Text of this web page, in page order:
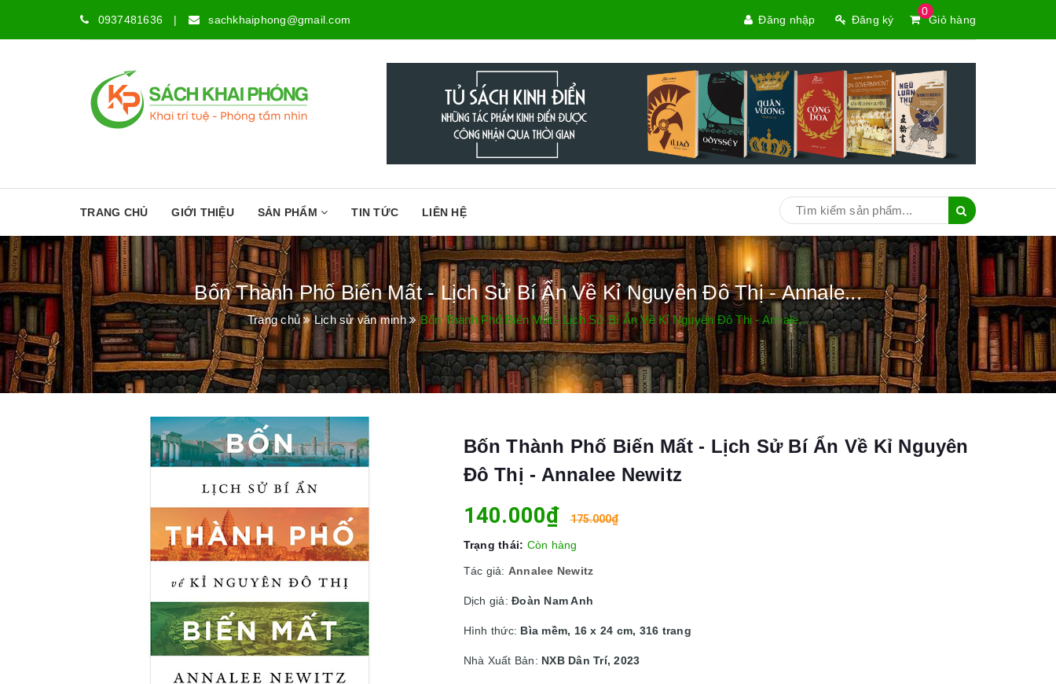
0937481636 | sachkhaiphong@gmail.com
0
Giỏ hàng
Đăng nhập Đăng ký
TRANG CHỦ GIỚI THIỆU SẢN PHẨM TIN TỨC LIÊN HỆ
Bốn Thành Phố Biến Mất - Lịch Sử Bí Ẩn Về Kỉ Nguyên Đô Thị - Annale...
Trang chủ Lịch sử văn minh Bốn Thành Phố Biến Mất - Lịch Sử Bí Ẩn Về Kỉ Nguyên Đô Thị - Annale...
Bốn Thành Phố Biến Mất - Lịch Sử Bí Ẩn Về Kỉ Nguyên
Đô Thị - Annalee Newitz
140.000₫ 175.000₫
Trạng thái: Còn hàng
Tác giả: Annalee Newitz
Dịch giả: Đoàn Nam Anh
Hình thức: Bìa mềm, 16 x 24 cm, 316 trang
Nhà Xuất Bản: NXB Dân Trí, 2023